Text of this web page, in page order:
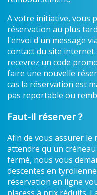
A votre initiative, vous
réservation au plus
l'envoi d'un message
contact du site internet.
recevrez un code
faire une nouvelle
cas la réservation est
pas reportable ou
Faut-il réserver ?
Afin de vous assurer le
attendre qu'un
fermé, nous vous
descentes en
réservation en ligne
placess à prix réduits.